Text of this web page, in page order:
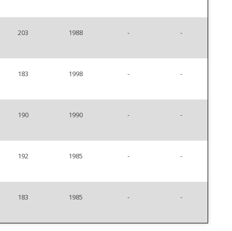
203 1988 - -
183 1998 - -
190 1990 - -
192 1985 - -
183 1985 - -